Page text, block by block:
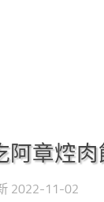
阿章焢肉
2022-11-02